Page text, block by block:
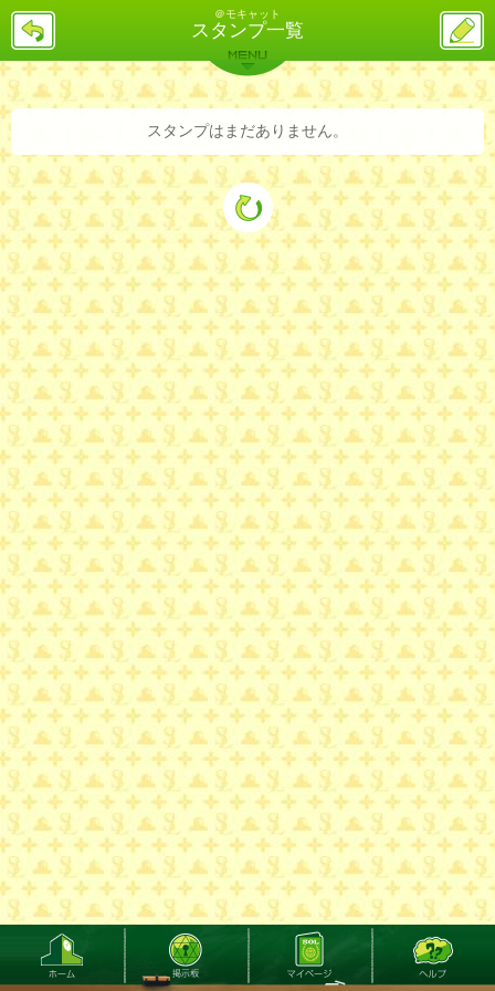
＠モキャット
スタンプ一覧
戻
ス
投
稿
バックナンバー 詳細検索 ランキング
MENU
スタンプはまだありません。